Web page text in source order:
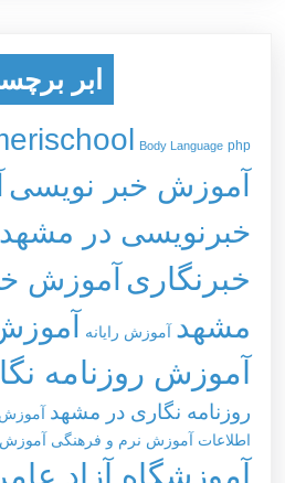
ابر
Body Language php
آموزش خبر نویسی
خبرنویسی در مشهد
خبرنگاری آموزش
مشهد آموزش رایانه
آموزش روزنامه
روزنامه نگاری در مشهد
اطلاعات آموزش نرم و فرهنگی
آموزشگاه آزاد